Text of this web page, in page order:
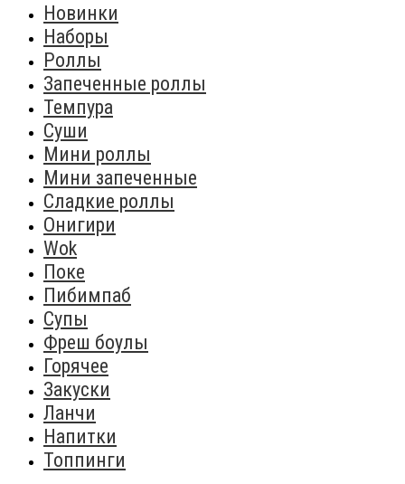
Новинки
Наборы
Роллы
Запеченные роллы
Темпура
Суши
Мини роллы
Мини запеченные
Сладкие роллы
Онигири
Wok
Поке
Пибимпаб
Супы
Фреш боулы
Горячее
Закуски
Ланчи
Напитки
Топпинги